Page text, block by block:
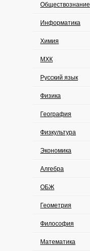
Обществознание
Информатика
Химия
МХК
Русский язык
Физика
География
Физкультура
Экономика
Алгебра
ОБЖ
Геометрия
Философия
Математика